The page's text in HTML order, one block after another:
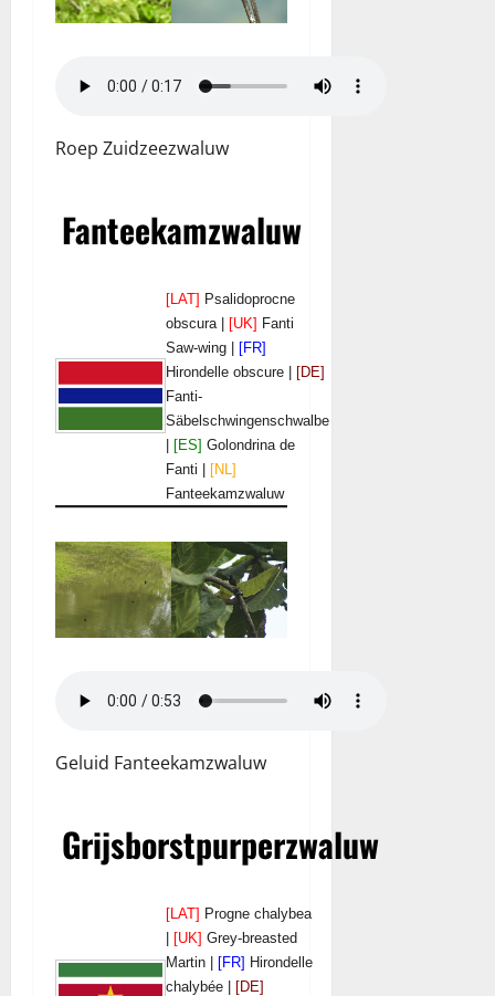
Roep Zuidzeezwaluw
Fanteekamzwaluw
[LAT] Psalidoprocne
obscura |
[UK] Fanti
Saw-wing |
[FR]
Hirondelle obscure |
[DE]
Fanti-
Säbelschwingenschwalbe
[ES] Golondrina de
Fanti |
[NL]
Fanteekamzwaluw
Geluid Fanteekamzwaluw
Grijsborstpurperzwaluw
[LAT] Progne chalybea
| [UK] Grey-breasted
Martin | [FR] Hirondelle
chalybée | [DE]